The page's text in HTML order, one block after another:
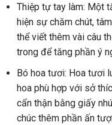
Thiệp tự tay làm: Một
hiện sự chăm chút,
thể viết thêm vài câu
trong để tăng phần ý
Bó hoa tươi: Hoa tươi
hoa phù hợp với sở
cẩn thận bằng giấy
chúc thêm phần ấn